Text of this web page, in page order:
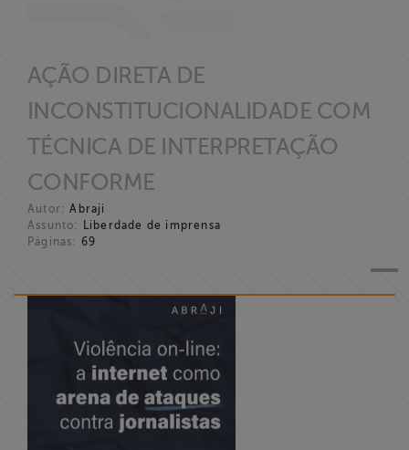
AÇÃO DIRETA DE
INCONSTITUCIONALIDADE COM
TÉCNICA DE INTERPRETAÇÃO
CONFORME
Autor: Abraji
Assunto:
Liberdade de imprensa
Páginas: 69